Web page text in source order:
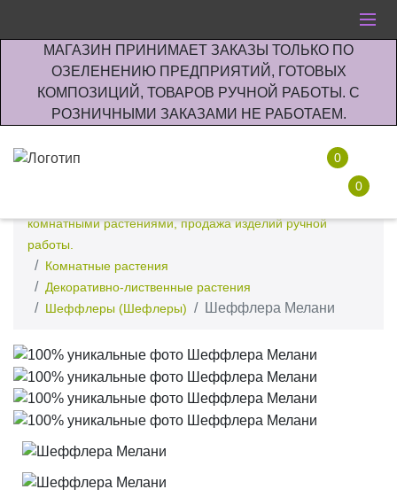
МАГАЗИН ПРИНИМАЕТ ЗАКАЗЫ ТОЛЬКО ПО
ОЗЕЛЕНЕНИЮ ПРЕДПРИЯТИЙ, ГОТОВЫХ
КОМПОЗИЦИЙ, ТОВАРОВ РУЧНОЙ РАБОТЫ. С
РОЗНИЧНЫМИ ЗАКАЗАМИ НЕ РАБОТАЕМ.
0
0
комнатными растениями, продажа изделий ручной
работы.
Комнатные растения
Декоративно-лиственные растения
Шеффлеры (Шефлеры)
Шеффлера Мелани